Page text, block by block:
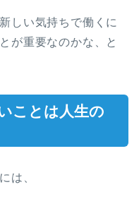
しい気持ちで働くに
が重要なのかな、と
ことは人生の
は、